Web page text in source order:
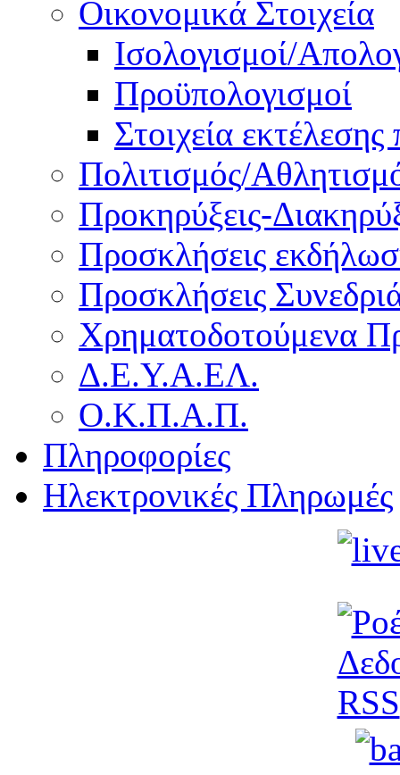
Οικονομικά Στοιχεία
Ισολογισμοί/
Προϋπολογισμοί
Στοιχεία
Πολιτισμός/
Προκηρύξεις-
Προσκλήσεις
Προσκλήσεις
Χρηματοδοτούμενα
Δ.Ε.Υ.Α.ΕΛ.
Ο.Κ.Π.Α.Π.
Πληροφορίες
Ηλεκτρονικές Πληρωμές